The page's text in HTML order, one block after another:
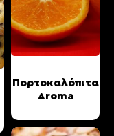
Πορτοκαλόπιτα
Aroma